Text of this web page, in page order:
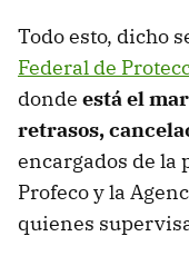
Todo esto, dicho
Federal de
donde está el
retrasos,
encargados de la
Profeco y la
quienes